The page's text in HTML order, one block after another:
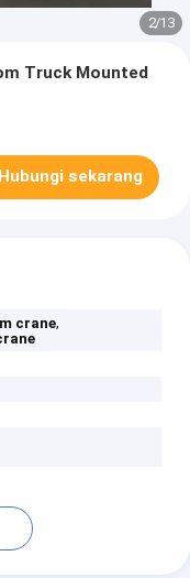
2/13
Truck Mounted
Hubungi sekarang
crane,